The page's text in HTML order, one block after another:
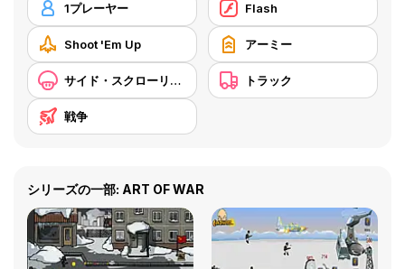
1プレーヤー Flash
Shoot 'Em Up アーミー
サイド・スクローリング トラック
戦争
シリーズの一部: ART OF WAR